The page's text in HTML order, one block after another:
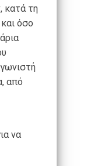
κατά τη
όσο
από
να